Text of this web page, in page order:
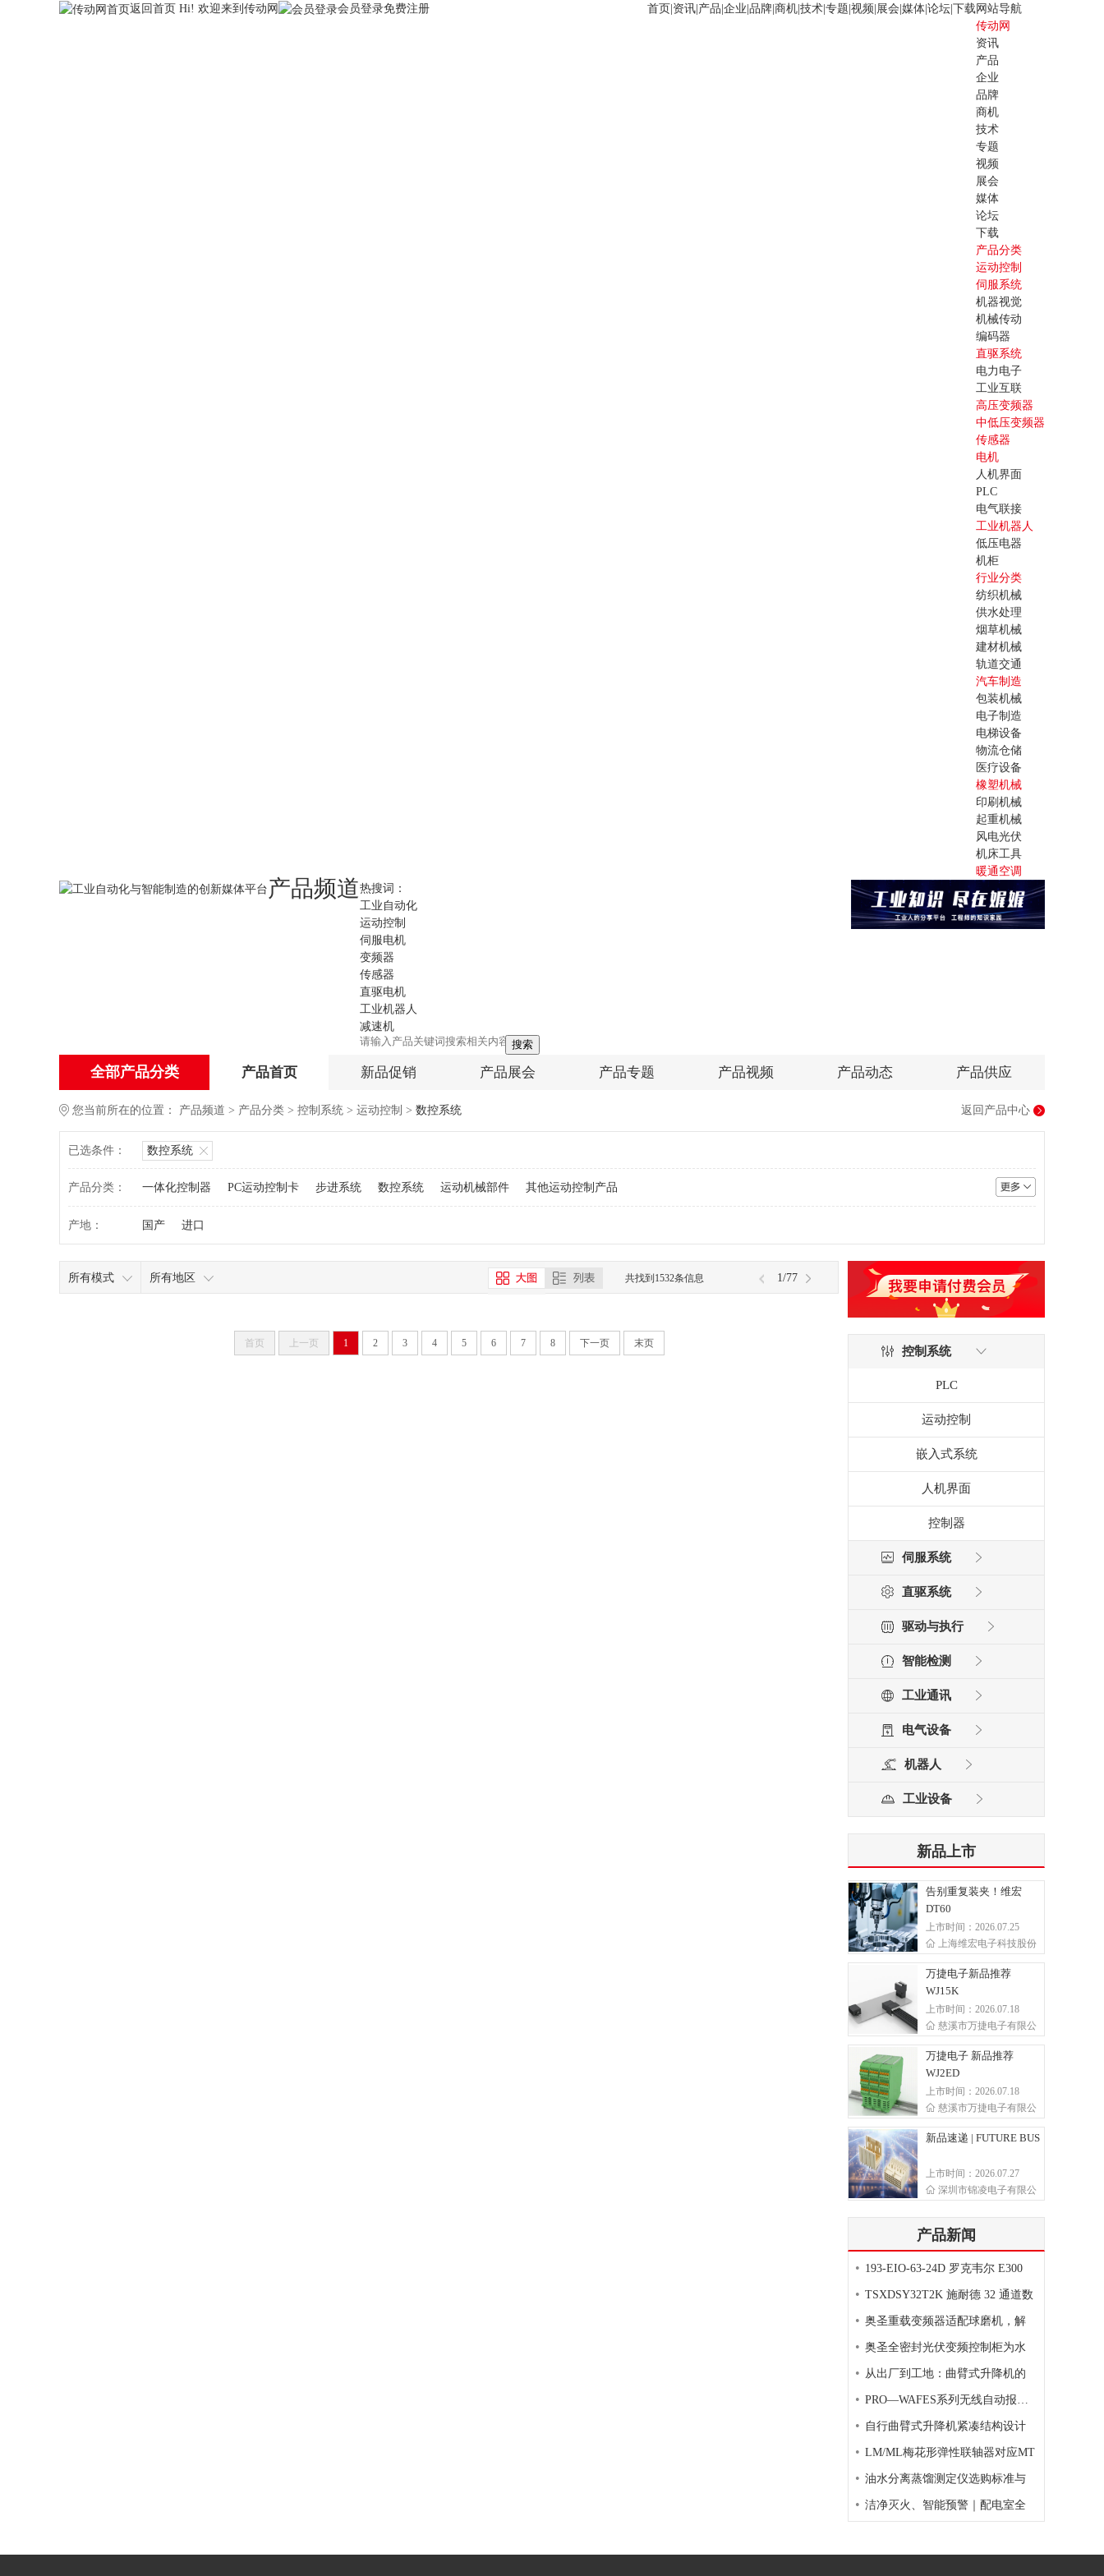
返回首页 Hi! 欢迎来到传动网 会员登录免费注册 首页 资讯 产品 企业 品牌 商机 技术 专题 视频 展会 媒体 论坛 下载网站导航
传动网
资讯
产品
企业
品牌
商机
技术
专题
视频
展会
媒体
论坛
下载
产品分类
运动控制
伺服系统
机器视觉
机械传动
编码器
直驱系统
电力电子
工业互联
高压变频器
中低压变频器
传感器
电机
人机界面
PLC
电气联接
工业机器人
低压电器
机柜
行业分类
纺织机械
供水处理
烟草机械
建材机械
轨道交通
汽车制造
包装机械
电子制造
电梯设备
物流仓储
医疗设备
橡塑机械
印刷机械
起重机械
风电光伏
机床工具
暖通空调
产品频道热搜词：
工业自动化
运动控制
伺服电机
变频器
传感器
直驱电机
工业机器人
减速机
搜索
全部产品分类 产品首页 新品促销 产品展会 产品专题 产品视频 产品动态 产品供应
您当前所在的位置： 产品频道 > 产品分类 > 控制系统 > 运动控制 > 数控系统 返回产品中心
已选条件： 数控系统
产品分类： 一体化控制器 PC运动控制卡 步进系统 数控系统 运动机械部件 其他运动控制产品
产地： 国产 进口
所有模式 所有地区 共找到1532条信息 1/77
首页 上一页 1 2 3 4 5 6 7 8 下一页 末页
控制系统
PLC
运动控制
嵌入式系统
人机界面
控制器
伺服系统
直驱系统
驱动与执行
智能检测
工业通讯
电气设备
机器人
工业设备
新品上市
告别重复装夹！维宏
DT60
上市时间：2026.07.25
上海维宏电子科技股份
万捷电子新品推荐
WJ15K
上市时间：2026.07.18
慈溪市万捷电子有限公
万捷电子 新品推荐
WJ2ED
上市时间：2026.07.18
慈溪市万捷电子有限公
新品速递 | FUTURE BUS
上市时间：2026.07.27
深圳市锦凌电子有限公
产品新闻
• 193-EIO-63-24D 罗克韦尔 E300
• TSXDSY32T2K 施耐德 32 通道数
• 奥圣重载变频器适配球磨机，解
• 奥圣全密封光伏变频控制柜为水
• 从出厂到工地：曲臂式升降机的
• PRO—WAFES系列无线自动报警灭
• 自行曲臂式升降机紧凑结构设计
• LM/ML梅花形弹性联轴器对应MT
• 油水分离蒸馏测定仪选购标准与
• 洁净灭火、智能预警｜配电室全